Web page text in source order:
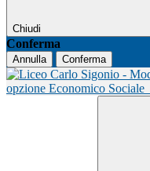
Chiudi
Conferma
Annulla Conferma
opzione Economico Sociale